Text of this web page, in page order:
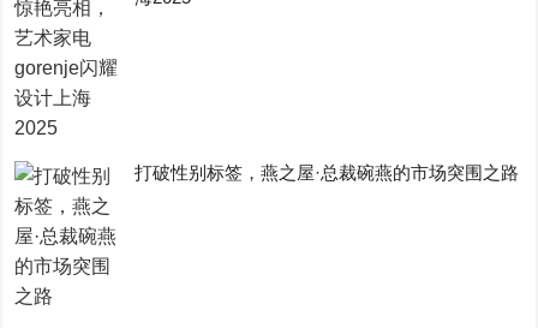
打破性别标签，燕之屋·总裁碗燕的市场突围之路